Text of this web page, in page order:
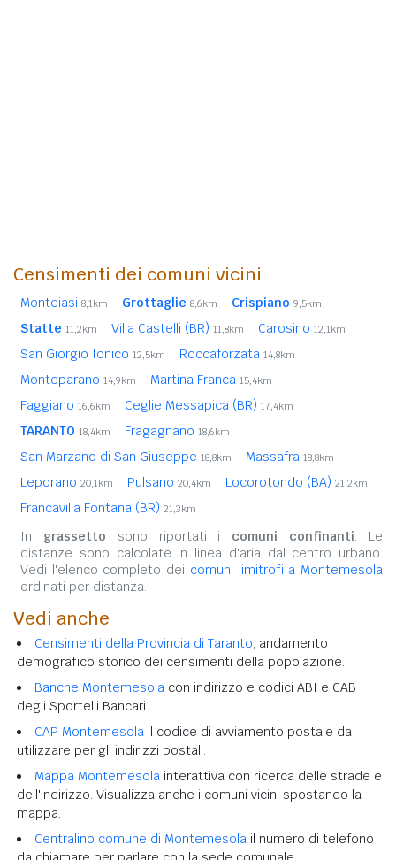
Censimenti dei comuni vicini
Monteiasi 8,1km Grottaglie 8,6km Crispiano 9,5km
Statte 11,2km Villa Castelli (BR) 11,8km Carosino 12,1km
San Giorgio Ionico 12,5km Roccaforzata 14,8km
Monteparano 14,9km Martina Franca 15,4km
Faggiano 16,6km Ceglie Messapica (BR) 17,4km
TARANTO 18,4km Fragagnano 18,6km
San Marzano di San Giuseppe 18,8km Massafra 18,8km
Leporano 20,1km Pulsano 20,4km Locorotondo (BA) 21,2km
Francavilla Fontana (BR) 21,3km
In grassetto sono riportati i comuni confinanti. Le
distanze sono calcolate in linea d'aria dal centro urbano.
Vedi l'elenco completo dei comuni limitrofi a Montemesola
ordinati per distanza.
Vedi anche
Censimenti della Provincia di Taranto, andamento
demografico storico dei censimenti della popolazione.
Banche Montemesola con indirizzo e codici ABI e CAB
degli Sportelli Bancari.
CAP Montemesola il codice di avviamento postale da
utilizzare per gli indirizzi postali.
Mappa Montemesola interattiva con ricerca delle strade e
dell'indirizzo. Visualizza anche i comuni vicini spostando la
mappa.
Centralino comune di Montemesola il numero di telefono